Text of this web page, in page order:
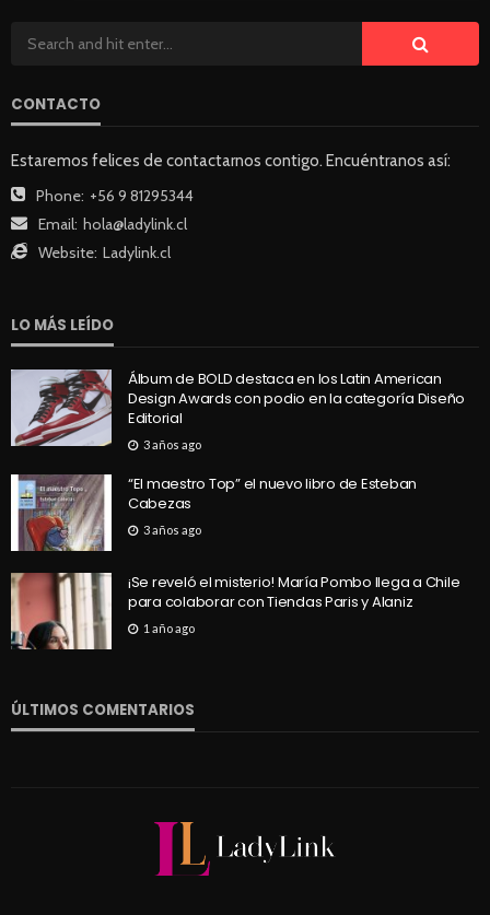
CONTACTO
Estaremos felices de contactarnos contigo. Encuéntranos así:
Phone: +56 9 81295344
Email: hola@ladylink.cl
Website: Ladylink.cl
LO MÁS LEÍDO
Álbum de BOLD destaca en los Latin American
Design Awards con podio en la categoría Diseño
Editorial
3 años ago
“El maestro Top” el nuevo libro de Esteban
Cabezas
3 años ago
¡Se reveló el misterio! María Pombo llega a Chile
para colaborar con Tiendas Paris y Alaniz
1 año ago
ÚLTIMOS COMENTARIOS